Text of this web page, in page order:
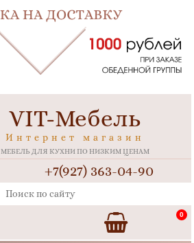
VIT-Мебель
Интернет магазин
МЕБЕЛЬ ДЛЯ КУХНИ ПО НИЗКИМ ЦЕНАМ
+7(927) 363-04-90
0